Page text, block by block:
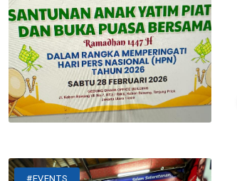
#EVENTS